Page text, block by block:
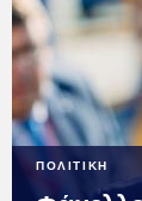
ΠΟΛΙΤΙΚΗ